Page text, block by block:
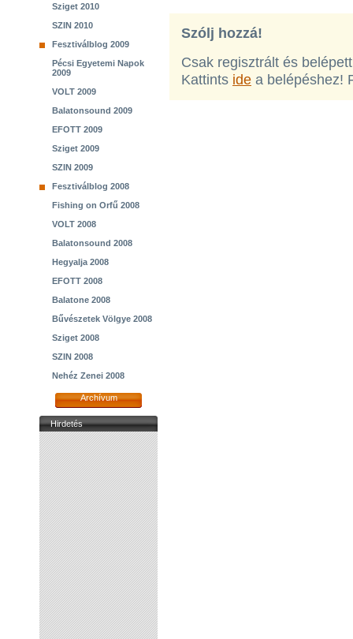
Sziget 2010
SZIN 2010
Fesztiválblog 2009
Pécsi Egyetemi Napok
2009
VOLT 2009
Balatonsound 2009
EFOTT 2009
Sziget 2009
SZIN 2009
Fesztiválblog 2008
Fishing on Orfű 2008
VOLT 2008
Balatonsound 2008
Hegyalja 2008
EFOTT 2008
Balatone 2008
Bűvészetek Völgye 2008
Sziget 2008
SZIN 2008
Nehéz Zenei 2008
Archívum
Hirdetés
Szólj hozzá!
Csak regisztrált és
Kattints ide a belépéshez!